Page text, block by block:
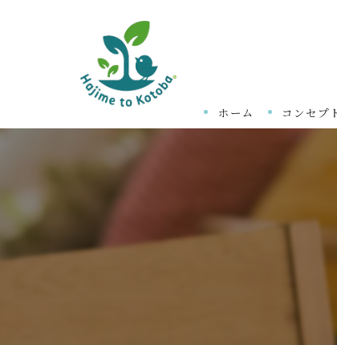
ホーム コンセプ